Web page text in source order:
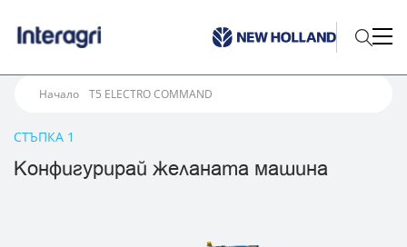
Начало T5 ELECTRO COMMAND
СТЪПКА 1
Конфигурирай желаната машина